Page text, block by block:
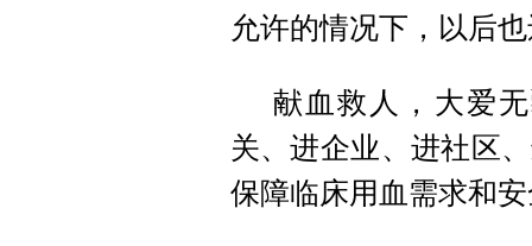
允许的情况下，以后
献血救人，大爱
关、进企业、进社区
保障临床用血需求和